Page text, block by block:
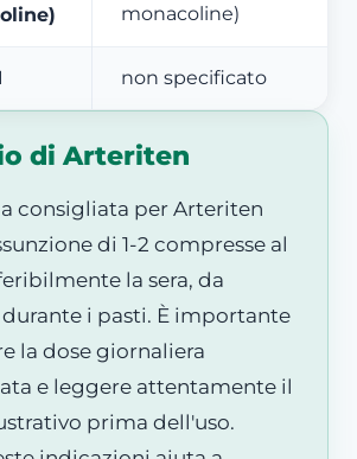
monacoline)
non specificato
di Arteriten
consigliata per Arteriten
di 1-2 compresse al
la sera, da
i pasti. È importante
la dose giornaliera
e leggere attentamente il
prima dell'uso.